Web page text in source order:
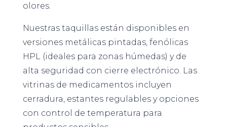
olores.
Nuestras taquillas están disponibles en
versiones metálicas pintadas, fenólicas
HPL (ideales para zonas húmedas) y de
alta seguridad con cierre electrónico. Las
vitrinas de medicamentos incluyen
cerradura, estantes regulables y opciones
con control de temperatura para